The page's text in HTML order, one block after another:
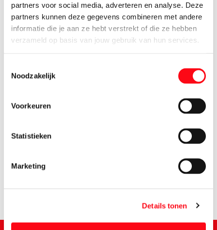
partners voor social media, adverteren en analyse. Deze
partners kunnen deze gegevens combineren met andere
informatie die je aan ze hebt verstrekt of die ze hebben
verzameld op basis van jouw gebruik van hun services.
Noodzakelijk
Voorkeuren
Statistieken
Marketing
Details tonen
0.